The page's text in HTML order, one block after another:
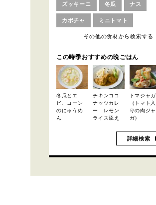
ズッキーニ 冬瓜 ナス
カボチャ ミニトマト
その他の食材から検索する
この時季おすすめの晩ごはん
冬瓜とエ
ビ、コーン
のにゅうめ
ん
チキンココ
ナッツカレ
ー レモン
ライス添え
トマジャガ
（トマト入
りの肉ジャ
ガ）
詳細検索